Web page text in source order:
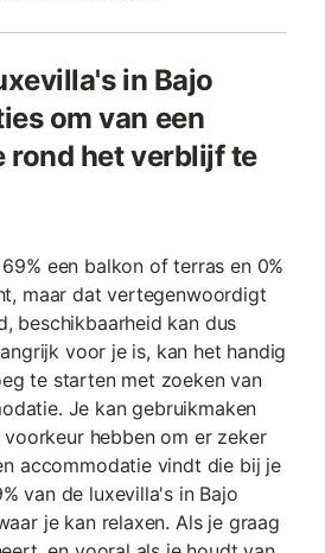
in Bajo
om van een
rond het verblijf te
een balkon of terras en 0%
maar dat vertegenwoordigt
beschikbaarheid kan dus
voor je is, kan het handig
te starten met zoeken van
Je kan gebruikmaken
hebben om er zeker
accommodatie vindt die bij je
van de luxevilla's in Bajo
je kan relaxen. Als je graag